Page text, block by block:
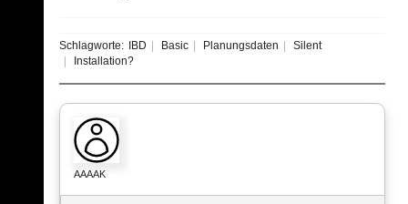
Schlagworte: IBD Basic Planungsdaten
Silent
Installation?
AAAAK